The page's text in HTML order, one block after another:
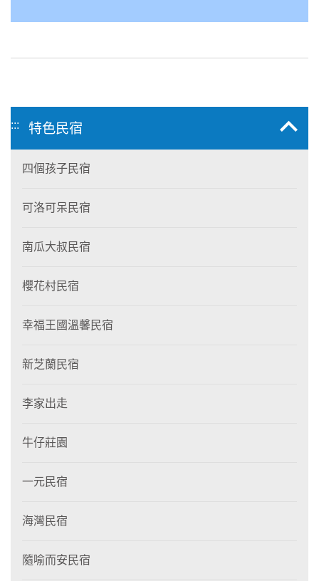
::: 特色民宿
四個孩子民宿
可洛可呆民宿
南瓜大叔民宿
櫻花村民宿
幸福王國溫馨民宿
新芝蘭民宿
李家出走
牛仔莊園
一元民宿
海灣民宿
隨喻而安民宿